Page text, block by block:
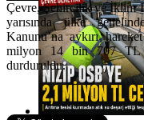
Çevre, Şehircilik ve İklim
yarısında ülke
Kanunu’na aykırı
milyon 14 bin 707 TL
durduruldu.